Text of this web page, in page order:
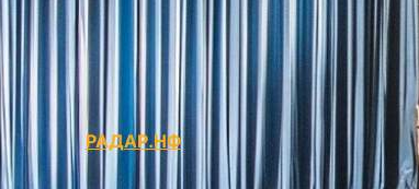
РАДАР.НФ